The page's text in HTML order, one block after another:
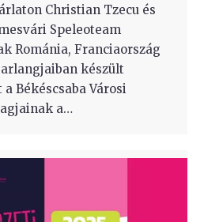
Christian Tzecu és
Speleoteam
Románia, Franciaország
készült
Békéscsaba Városi
a…